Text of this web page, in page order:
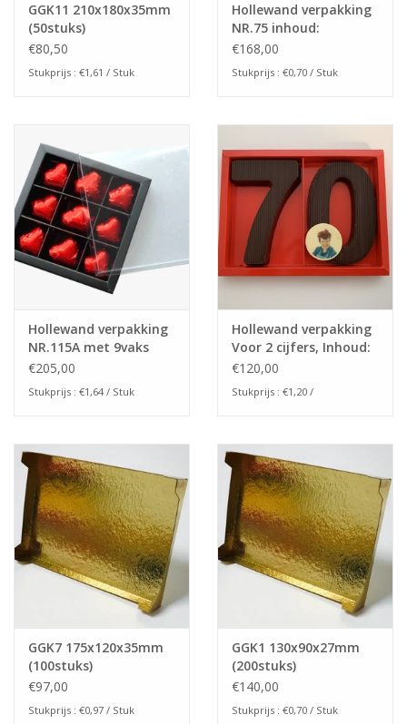
GGK11 210x180x35mm
(50stuks)
€80,50
Stukprijs : €1,61 / Stuk
Hollewand verpakking
NR.75 inhoud:
75x75x25mm
€168,00
Stukprijs : €0,70 / Stuk
Hollewand verpakking
NR.115A met 9vaks
interieur (125stuks)
€205,00
Stukprijs : €1,64 / Stuk
Hollewand verpakking
Voor 2 cijfers, Inhoud:
175x240x24mm
€120,00
Stukprijs : €1,20 /
GGK7 175x120x35mm
(100stuks)
€97,00
Stukprijs : €0,97 / Stuk
GGK1 130x90x27mm
(200stuks)
€140,00
Stukprijs : €0,70 / Stuk